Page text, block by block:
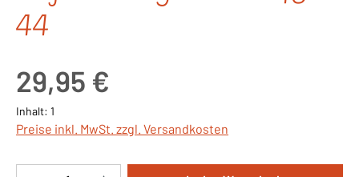
44
29,95 €
Inhalt: 1
Preise inkl. MwSt. zzgl. Versandkosten